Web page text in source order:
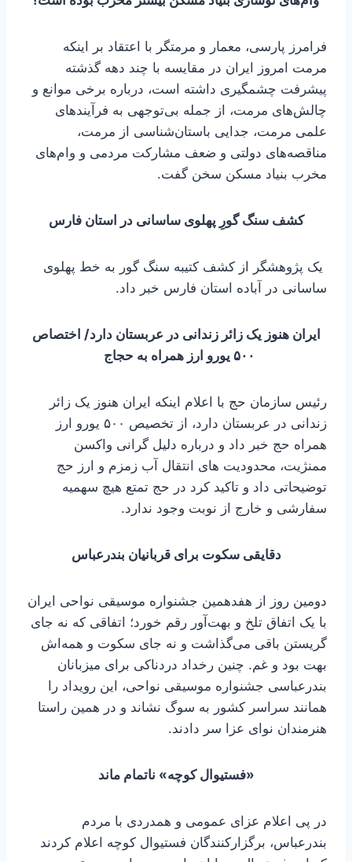
فرامرز پارسی، معمار و مرمتگر با اعتقاد بر اینکه
مرمت امروز ایران در مقایسه با چند دهه گذشته
پیشرفت چشمگیری داشته است، درباره برخی موانع و
چالش‌های مرمت، از جمله بی‌توجهی به فرآیندهای
علمی مرمت، جدایی باستان‌شناسی از مرمت،
مناقصه‌های دولتی و ضعف مشارکت مردمی و وام‌های
مخرب بنیاد مسکن سخن گفت.
کشف سنگ گورِ پهلوی ساسانی در استان فارس
یک پژوهشگر از کشف کتیبه سنگ گور به خط پهلوی
ساسانی در آباده استان فارس خبر داد.
ایران هنوز یک زائر زندانی در عربستان دارد/ اختصاص
۵۰۰ یورو ارز همراه به حجاج
رئیس سازمان حج با اعلام اینکه ایران هنوز یک زائر
زندانی در عربستان دارد، از تخصیص ۵۰۰ یورو ارز
همراه حج خبر داد و درباره دلیل گرانی واکسن
ممنژیت، محدودیت های انتقال آب زمزم و ارز حج
توضیحاتی داد و تاکید کرد در حج تمتع هیچ سهمیه
سفارشی و خارج از نوبت وجود ندارد.
دقایقی سکوت برای قربانیان بندرعباس
دومین روز از هفدهمین جشنواره موسیقی نواحی ایران
با یک اتفاق تلخ و بهت‌آور رقم خورد؛ اتفاقی که نه جای
گریستن باقی می‌گذاشت و نه جای سکوت و همه‌اش
بهت بود و غم. چنین رخداد دردناکی برای میزبانان
بندرعباسی جشنواره موسیقی نواحی، این رویداد را
همانند سراسر کشور به سوگ نشاند و در همین راستا
هنرمندان نوای عزا سر دادند.
«فستیوال کوچه» ناتمام ماند
در پی اعلام عزای عمومی و همدردی با مردم
بندرعباس، برگزارکنندگان فستیوال کوچه اعلام کردند